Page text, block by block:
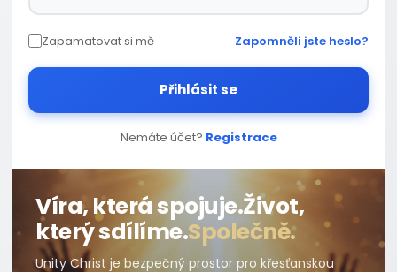
Zapamatovat si mě Zapomněli jste heslo?
Přihlásit se
Nemáte účet? Registrace
Víra, která spojuje.Život,
který sdílíme.Společně.
Unity Christ je bezpečný prostor pro křesťanskou